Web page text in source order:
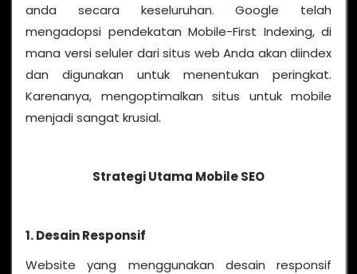
anda secara keseluruhan. Google telah
mengadopsi pendekatan Mobile-First Indexing, di
mana versi seluler dari situs web Anda akan diindex
dan digunakan untuk menentukan peringkat.
Karenanya, mengoptimalkan situs untuk mobile
menjadi sangat krusial.
Strategi Utama Mobile SEO
1. Desain Responsif
Website yang menggunakan desain responsif